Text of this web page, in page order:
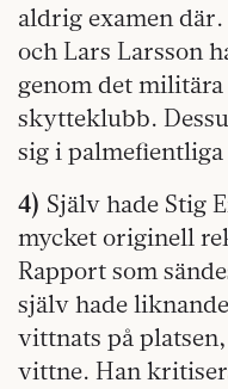
aldrig examen där.
och Lars Larsson
genom det
skytteklubb.
sig i
4) Själv hade Stig
mycket originell
Rapport som
själv hade
vittnats på
vittne. Han